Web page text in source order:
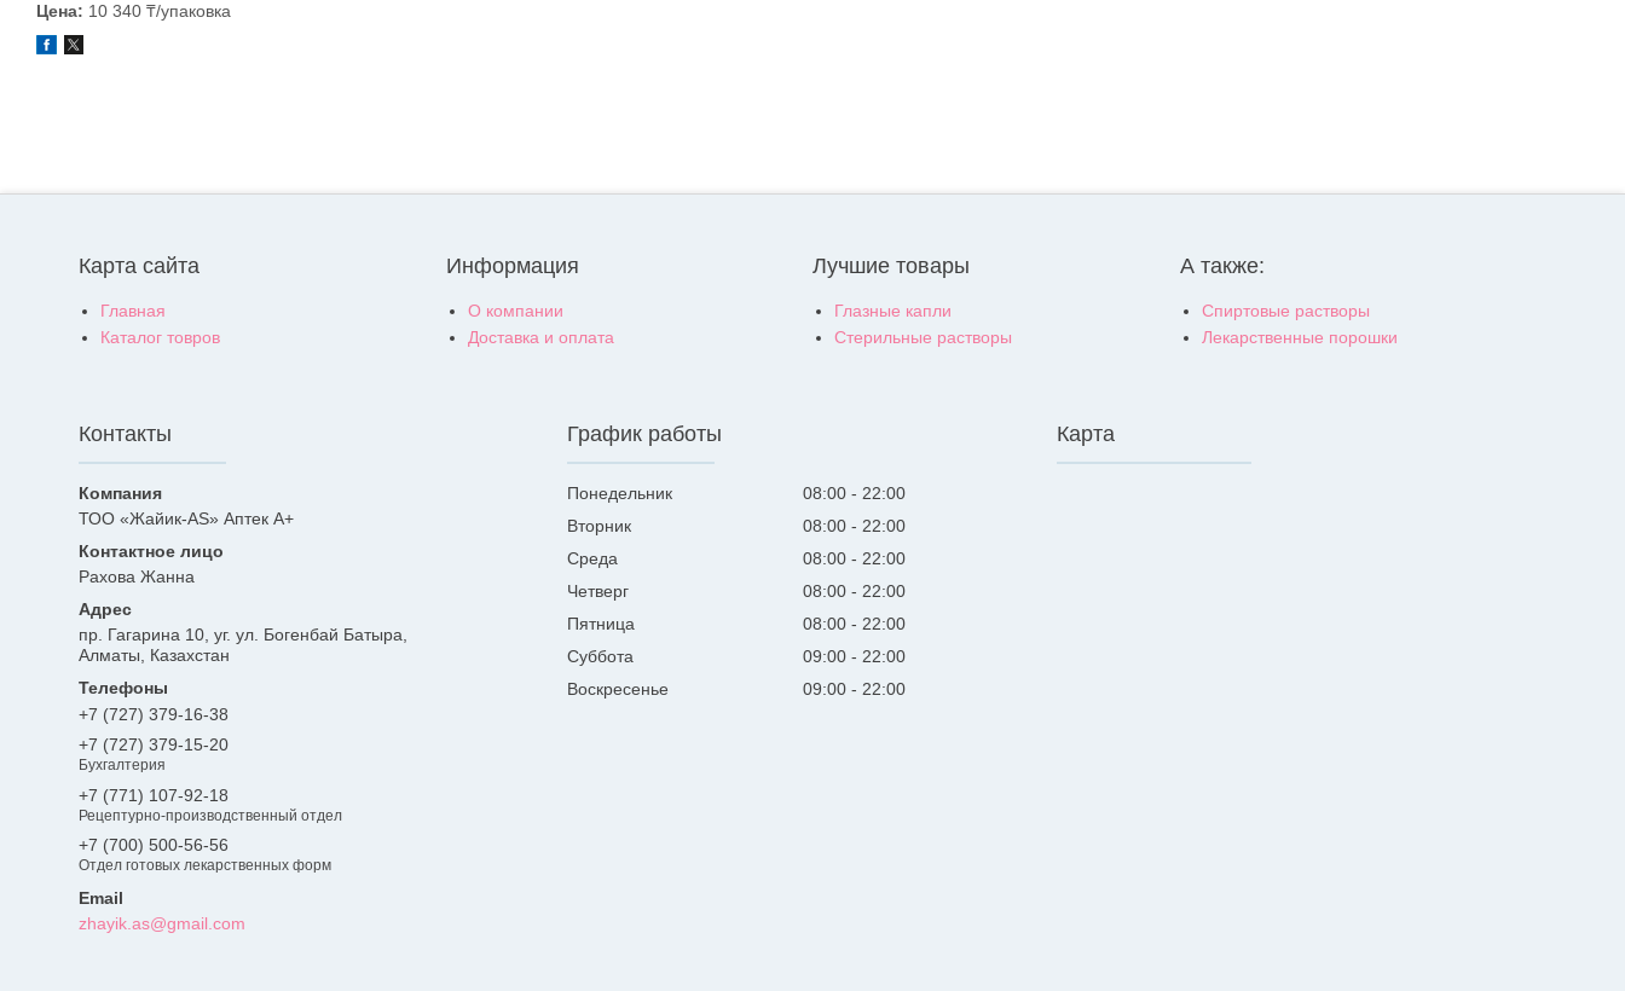
Цена: 10 340 ₸/упаковка
Карта сайта
Главная
Каталог товров
Информация
О компании
Доставка и оплата
Лучшие товары
Глазные капли
Стерильные растворы
А также:
Спиртовые растворы
Лекарственные порошки
Контакты
ТОО «Жайик-AS» Аптек А+
Рахова Жанна
пр. Гагарина 10, уг. ул. Богенбай Батыра,
Алматы, Казахстан
+7 (727) 379-16-38
+7 (727) 379-15-20
Бухгалтерия
+7 (771) 107-92-18
Рецептурно-производственный отдел
+7 (700) 500-56-56
Отдел готовых лекарственных форм
zhayik.as@gmail.com
График работы
Понедельник 08:00
22:00
Вторник
08:00
22:00
Среда
08:00
22:00
Четверг
08:00
22:00
Пятница
08:00
22:00
Суббота
09:00
22:00
Воскресенье
09:00 22:00
Карта